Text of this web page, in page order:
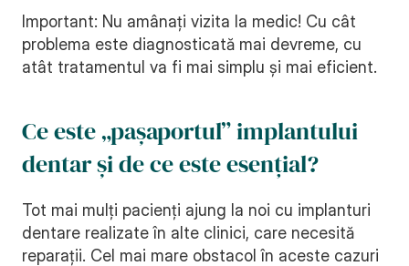
Important: Nu amânați vizita la medic! Cu cât
problema este diagnosticată mai devreme, cu
atât tratamentul va fi mai simplu și mai eficient.
Ce este „pașaportul” implantului
dentar și de ce este esențial?
Tot mai mulți pacienți ajung la noi cu implanturi
dentare realizate în alte clinici, care necesită
reparații. Cel mai mare obstacol în aceste cazuri